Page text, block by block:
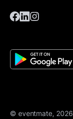
© eventmate, 2026